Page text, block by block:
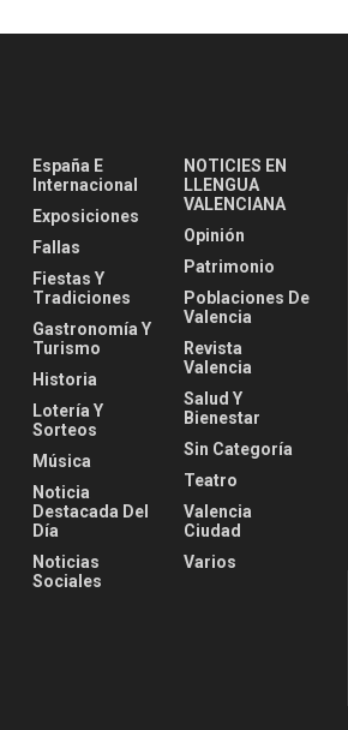
España E
Internacional
Exposiciones
Fallas
Fiestas Y
Tradiciones
Gastronomía Y
Turismo
Historia
Lotería Y
Sorteos
Música
Noticia
Destacada Del
Día
Noticias
Sociales
NOTICIES EN
LLENGUA
VALENCIANA
Opinión
Patrimonio
Poblaciones De
Valencia
Revista
Valencia
Salud Y
Bienestar
Sin Categoría
Teatro
Valencia
Ciudad
Varios